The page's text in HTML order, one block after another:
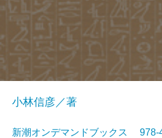
小林信彦／著
新潮オンデマンドブックス